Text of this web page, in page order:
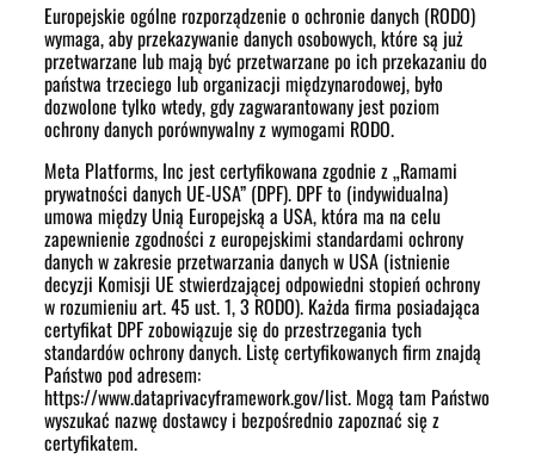
Europejskie ogólne rozporządzenie o ochronie danych (RODO)
wymaga, aby przekazywanie danych osobowych, które są już
przetwarzane lub mają być przetwarzane po ich przekazaniu do
państwa trzeciego lub organizacji międzynarodowej, było
dozwolone tylko wtedy, gdy zagwarantowany jest poziom
ochrony danych porównywalny z wymogami RODO.
Meta Platforms, Inc jest certyfikowana zgodnie z „Ramami
prywatności danych UE-USA” (DPF). DPF to (indywidualna)
umowa między Unią Europejską a USA, która ma na celu
zapewnienie zgodności z europejskimi standardami ochrony
danych w zakresie przetwarzania danych w USA (istnienie
decyzji Komisji UE stwierdzającej odpowiedni stopień ochrony
w rozumieniu art. 45 ust. 1, 3 RODO). Każda firma posiadająca
certyfikat DPF zobowiązuje się do przestrzegania tych
standardów ochrony danych. Listę certyfikowanych firm znajdą
Państwo pod adresem:
https://www.dataprivacyframework.gov/list. Mogą tam Państwo
wyszukać nazwę dostawcy i bezpośrednio zapoznać się z
certyfikatem.